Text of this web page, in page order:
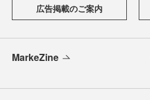
広告掲載のご案内
MarkeZine